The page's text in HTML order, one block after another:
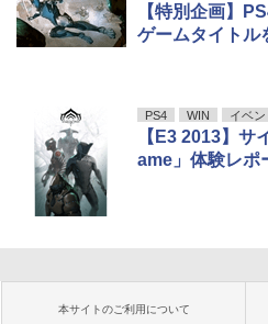
【特別企画】
ゲームタイトル
PS4 WIN イベン
【E3 2013】サ
ame」体験レポ
本サイトのご利用について